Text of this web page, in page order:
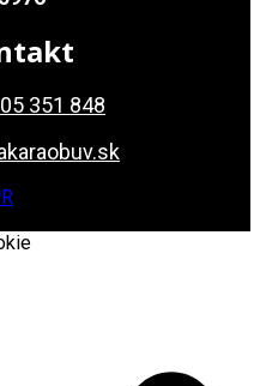
351 848